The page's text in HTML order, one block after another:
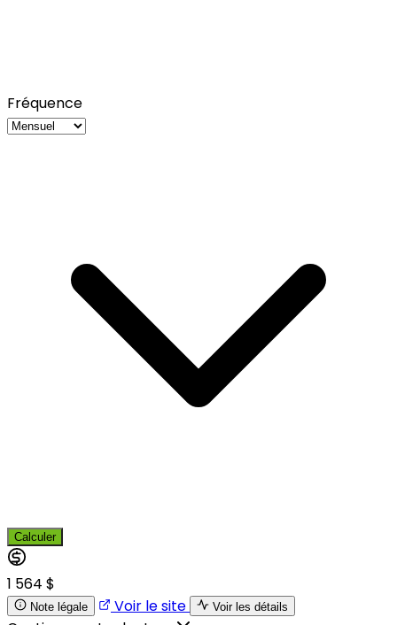
Fréquence
Calculer
1 564 $
Note légale Voir le site Voir les détails